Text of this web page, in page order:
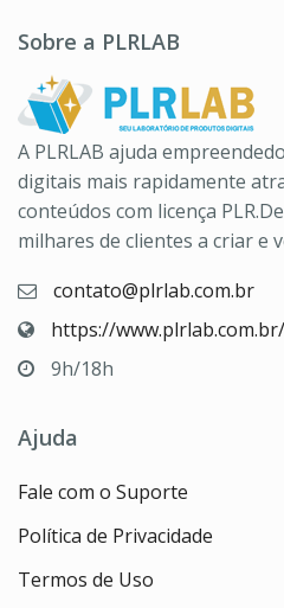
Sobre a PLRLAB
A PLRLAB ajuda
digitais mais rapidamente
conteúdos com licença
milhares de clientes a criar e
contato@plrlab.com.br
https://www.plrlab.com.br/
9h/18h
Ajuda
Fale com o Suporte
Política de Privacidade
Termos de Uso